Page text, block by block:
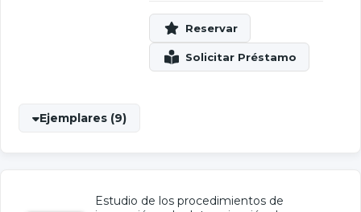
Ejemplares (9)
Estudio de los procedimientos de